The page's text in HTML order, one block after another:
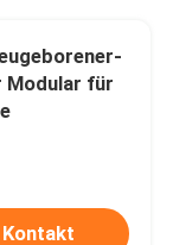
Modular für
Kontakt